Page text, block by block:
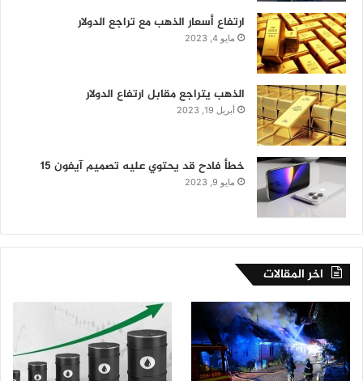
ارتفاع أسعار الذهب مع تراجع الدولار
مايو 4, 2023
الذهب يتراجع مقابل ارتفاع الدولار
أبريل 19, 2023
خطأ فادح قد يحتوي عليه تصميم آيفون 15
مايو 9, 2023
اخر المقالات